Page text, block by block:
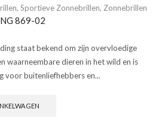
, Sportieve Zonnebrillen, Zonnebrillen
869-02
staat bekend om zijn overvloedige
waarneembare dieren in het wild en is
voor buitenliefhebbers en...